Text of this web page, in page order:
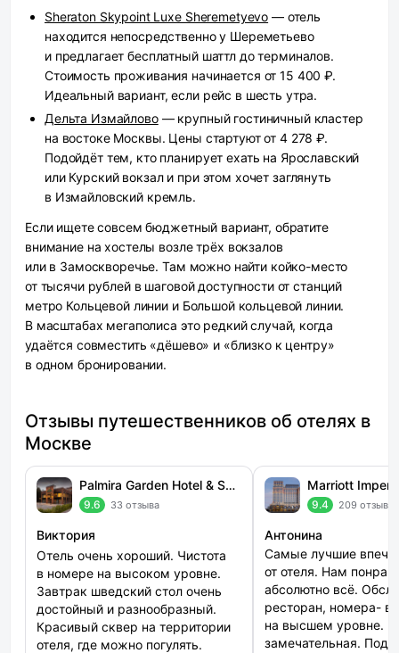
Sheraton Skypoint Luxe Sheremetyevo — отель
находится непосредственно у Шереметьево
и предлагает бесплатный шаттл до терминалов.
Стоимость проживания начинается от 15 400 ₽.
Идеальный вариант, если рейс в шесть утра.
Дельта Измайлово— крупный гостиничный кластер
на востоке Москвы. Цены стартуют от 4 278 ₽.
Подойдёт тем, кто планирует ехать на Ярославский
или Курский вокзал и при этом хочет заглянуть
в Измайловский кремль.
Если ищете совсем бюджетный вариант, обратите
внимание на хостелы возле трёх вокзалов
или в Замоскворечье. Там можно найти койко-место
от тысячи рублей в шаговой доступности от станций
метро Кольцевой линии и Большой кольцевой линии.
В масштабах мегаполиса это редкий случай, когда
удаётся совместить «дёшево» и «близко к центру»
в одном бронировании.
Отзывы путешественников об отелях в
Москве
Palmira Garden Hotel & SPA (Пальмира Гарден)
9.6 33 отзыва
Виктория
Отель очень хороший. Чистота
в номере на высоком уровне.
Завтрак шведский стол очень
достойный и разнообразный.
Красивый сквер на территории
отеля, где можно погулять.
9.4 209 отзывов
Антонина
Самые лучшие
от отеля. Нам
абсолютно всё.
ресторан, номера-
на высшем уровне.
замечательная.